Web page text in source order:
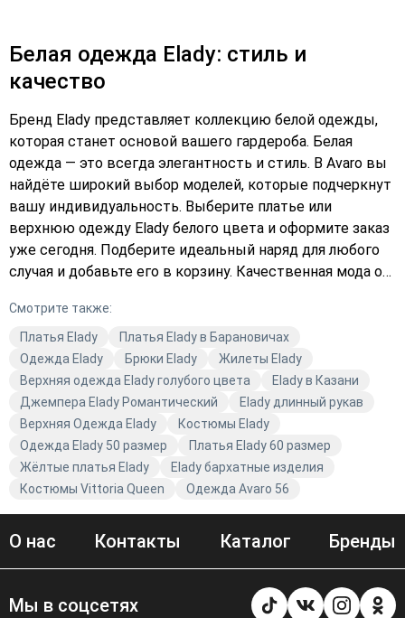
Белая одежда Elady: стиль и
качество
Бренд Elady представляет коллекцию белой одежды,
которая станет основой вашего гардероба. Белая
одежда — это всегда элегантность и стиль. В Avaro вы
найдёте широкий выбор моделей, которые подчеркнут
вашу индивидуальность. Выберите платье или
верхнюю одежду Elady белого цвета и оформите заказ
уже сегодня. Подберите идеальный наряд для любого
случая и добавьте его в корзину. Качественная мода от
доставкой и наслаждайтесь комфортом.
Смотрите также:
Платья Elady
Платья Elady в Барановичах
Одежда Elady
Брюки Elady
Жилеты Elady
Верхняя одежда Elady голубого цвета
Elady в Казани
Джемпера Elady Романтический
Elady длинный рукав
Верхняя Одежда Elady
Костюмы Elady
Одежда Elady 50 размер
Платья Elady 60 размер
Жёлтые платья Elady
Elady бархатные изделия
Костюмы Vittoria Queen
Одежда Avaro 56
О нас Контакты Каталог Бренды
Мы в соцсетях